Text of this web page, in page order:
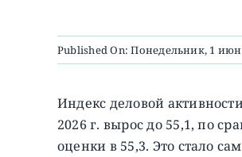
Published On: Понедельник, 1
Индекс деловой
2026 г. вырос до 55,1, по
оценки в 55,3. Это стало